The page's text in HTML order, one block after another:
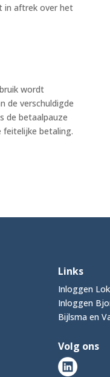
in aftrek over het
wordt
de verschuldigde
de betaalpauze
feitelijke betaling.
Links
Inloggen
Inloggen
Bijlsma en
Volg ons